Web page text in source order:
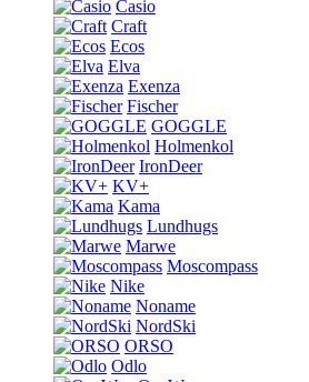
Casio
Craft
Ecos
Elva
Exenza
Fischer
GOGGLE
Holmenkol
IronDeer
KV+
Kama
Lundhugs
Marwe
Moscompass
Nike
Noname
NordSki
ORSO
Odlo